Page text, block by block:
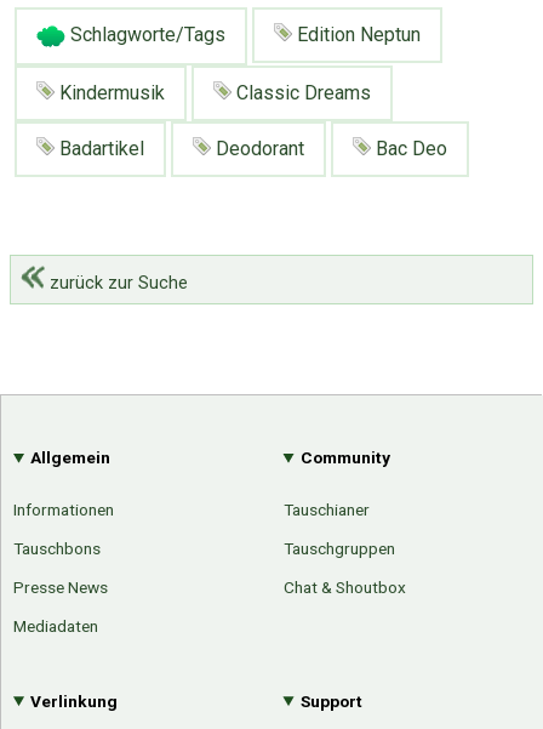
Schlagworte/Tags Edition Neptun
Kindermusik Classic Dreams
Badartikel Deodorant Bac Deo
zurück zur Suche
Allgemein
Informationen
Tauschbons
Presse News
Mediadaten
Community
Tauschianer
Tauschgruppen
Chat & Shoutbox
Verlinkung Support